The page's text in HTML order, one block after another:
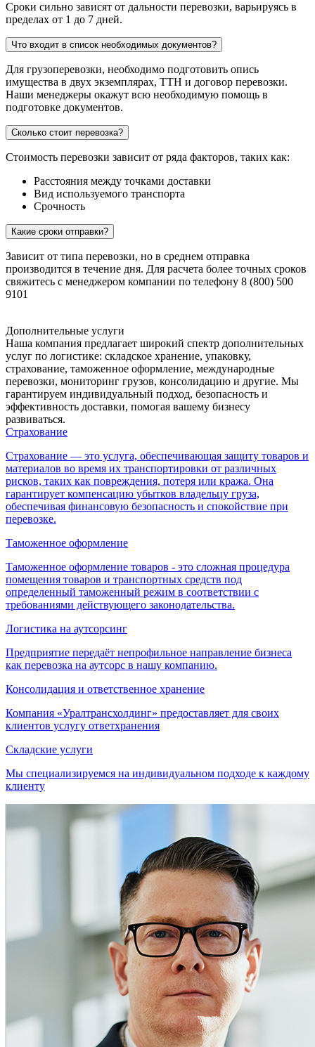
Сроки сильно зависят от дальности перевозки, варьируясь в
пределах от 1 до 7 дней.
Что входит в список необходимых документов?
Для грузоперевозки, необходимо подготовить опись
имущества в двух экземплярах, ТТН и договор перевозки.
Наши менеджеры окажут всю необходимую помощь в
подготовке документов.
Сколько стоит перевозка?
Стоимость перевозки зависит от ряда факторов, таких как:
Расстояния между точками доставки
Вид используемого транспорта
Срочность
Какие сроки отправки?
Зависит от типа перевозки, но в среднем отправка
производится в течение дня. Для расчета более точных сроков
свяжитесь с менеджером компании по телефону 8 (800) 500
9101
Дополнительные услуги
Наша компания предлагает широкий спектр дополнительных
услуг по логистике: складское хранение, упаковку,
страхование, таможенное оформление, международные
перевозки, мониторинг грузов, консолидацию и другие. Мы
гарантируем индивидуальный подход, безопасность и
эффективность доставки, помогая вашему бизнесу
развиваться.
Страхование
Страхование — это услуга, обеспечивающая защиту товаров и
материалов во время их транспортировки от различных
рисков, таких как повреждения, потеря или кража. Она
гарантирует компенсацию убытков владельцу груза,
обеспечивая финансовую безопасность и спокойствие при
перевозке.
Таможенное оформление
Таможенное оформление товаров - это сложная процедура
помещения товаров и транспортных средств под
определенный таможенный режим в соответствии с
требованиями действующего законодательства.
Логистика на аутсорсинг
Предприятие передаёт непрофильное направление бизнеса
как перевозка на аутсорс в нашу компанию.
Консолидация и ответственное хранение
Компания «Уралтрансхолдинг» предоставляет для своих
клиентов услугу ответхранения
Складские услуги
Мы специализируемся на индивидуальном подходе к каждому
клиенту